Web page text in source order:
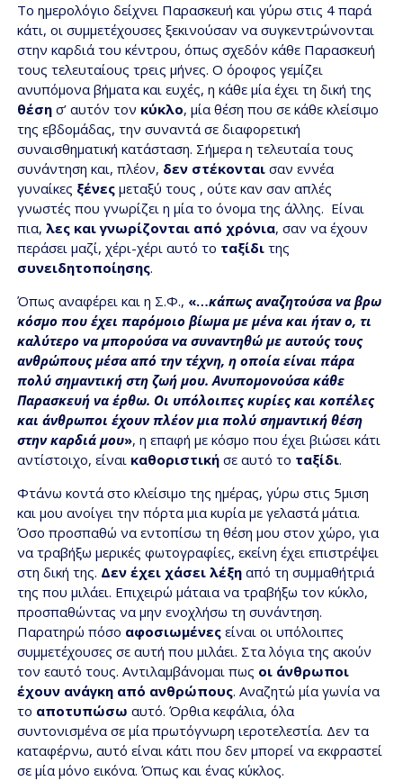
Το ημερολόγιο δείχνει Παρασκευή και γύρω στις 4 παρά
κάτι, οι συμμετέχουσες ξεκινούσαν να συγκεντρώνονται
στην καρδιά του κέντρου, όπως σχεδόν κάθε Παρασκευή
τους τελευταίους τρεις μήνες. Ο όροφος γεμίζει
ανυπόμονα βήματα και ευχές, η κάθε μία έχει τη δική της
θέση σ’ αυτόν τον κύκλο, μία θέση που σε κάθε κλείσιμο
της εβδομάδας, την συναντά σε διαφορετική
συναισθηματική κατάσταση. Σήμερα η τελευταία τους
συνάντηση και, πλέον, δεν στέκονται σαν εννέα
γυναίκες ξένες μεταξύ τους , ούτε καν σαν απλές
γνωστές που γνωρίζει η μία το όνομα της άλλης. Είναι
πια,λες και γνωρίζονται από χρόνια, σαν να έχουν
περάσει μαζί, χέρι-χέρι αυτό το ταξίδι της
συνειδητοποίησης.
Όπως αναφέρει και η Σ.Φ., «…κάπωςαναζητούσα να βρω
κόσμο που έχει παρόμοιο βίωμα με μένα και ήταν ο, τι
καλύτερο να μπορούσα να συναντηθώ με αυτούς τους
ανθρώπους μέσα από την τέχνη, η οποία είναι πάρα
πολύ σημαντική στη ζωή μου. Ανυπομονούσα κάθε
Παρασκευή να έρθω. Οι υπόλοιπες κυρίες και κοπέλες
και άνθρωποι έχουν πλέον μια πολύ σημαντική θέση
στην καρδιά μου», η επαφή με κόσμο που έχει βιώσει κάτι
αντίστοιχο, είναι καθοριστική σε αυτό το ταξίδι.
Φτάνω κοντά στο κλείσιμο της ημέρας, γύρω στις 5μιση
και μου ανοίγει την πόρτα μια κυρία με γελαστά μάτια.
Όσο προσπαθώ να εντοπίσω τη θέση μου στον χώρο, για
να τραβήξω μερικές φωτογραφίες, εκείνη έχει επιστρέψει
στη δική της. Δεν έχει χάσει λέξη από τη συμμαθήτριά
της που μιλάει. Επιχειρώ μάταια να τραβήξω τον κύκλο,
προσπαθώντας να μην ενοχλήσω τη συνάντηση.
Παρατηρώ πόσο αφοσιωμένες είναι οι υπόλοιπες
συμμετέχουσες σε αυτή που μιλάει. Στα λόγια της ακούν
τον εαυτό τους. Αντιλαμβάνομαι πως οι άνθρωποι
έχουν ανάγκη από ανθρώπους. Αναζητώ μία γωνία να
το αποτυπώσω αυτό. Όρθια κεφάλια, όλα
συντονισμένα σε μία πρωτόγνωρη ιεροτελεστία. Δεν τα
καταφέρνω, αυτό είναι κάτι που δεν μπορεί να εκφραστεί
σε μία μόνο εικόνα. Όπως και ένας κύκλος.